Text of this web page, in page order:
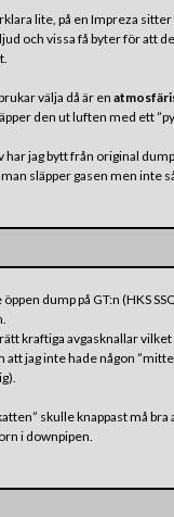
lite, på en Impreza sitter
och vissa få byter för att
välja då är en
den ut luften med ett
har jag bytt från original
man släpper gasen men
öppen dump på GT:n (HKS
rätt kraftiga avgasknallar
att jag inte hade någon
skulle knappast må
i downpipen.